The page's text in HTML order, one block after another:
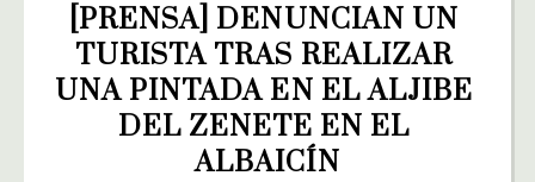
[PRENSA] DENUNCIAN UN
TURISTA TRAS REALIZAR
UNA PINTADA EN EL ALJIBE
DEL ZENETE EN EL
ALBAICÍN